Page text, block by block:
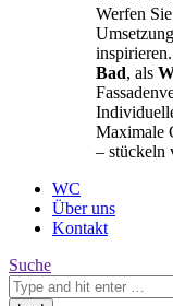
Werfen
Bad, als
Maximale
– stückeln
WC
Über uns
Kontakt
Search:
Suche